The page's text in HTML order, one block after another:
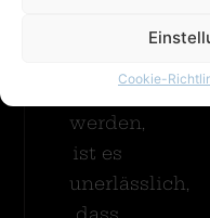
Cookie-
mögliche
vermieden
werden,
ist es
unerlässlich,
dass